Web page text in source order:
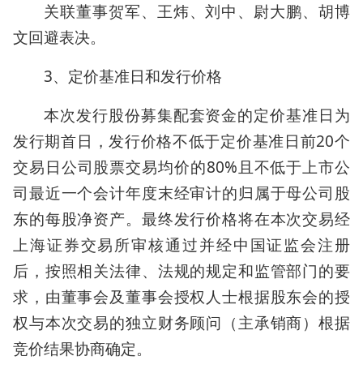
关联董事贺军、王炜、刘中、尉大鹏、胡博
文回避表决。
3、定价基准日和发行价格
本次发行股份募集配套资金的定价基准日为
发行期首日，发行价格不低于定价基准日前20个
交易日公司股票交易均价的80%且不低于上市公
司最近一个会计年度末经审计的归属于母公司股
东的每股净资产。最终发行价格将在本次交易经
上海证券交易所审核通过并经中国证监会注册
后，按照相关法律、法规的规定和监管部门的要
求，由董事会及董事会授权人士根据股东会的授
权与本次交易的独立财务顾问（主承销商）根据
竞价结果协商确定。